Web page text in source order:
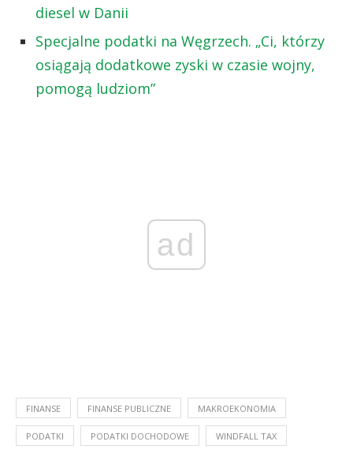
diesel w Danii
Specjalne podatki na Węgrzech. „Ci, którzy
osiągają dodatkowe zyski w czasie wojny,
pomogą ludziom”
ad
FINANSE FINANSE PUBLICZNE MAKROEKONOMIA
PODATKI PODATKI DOCHODOWE WINDFALL TAX